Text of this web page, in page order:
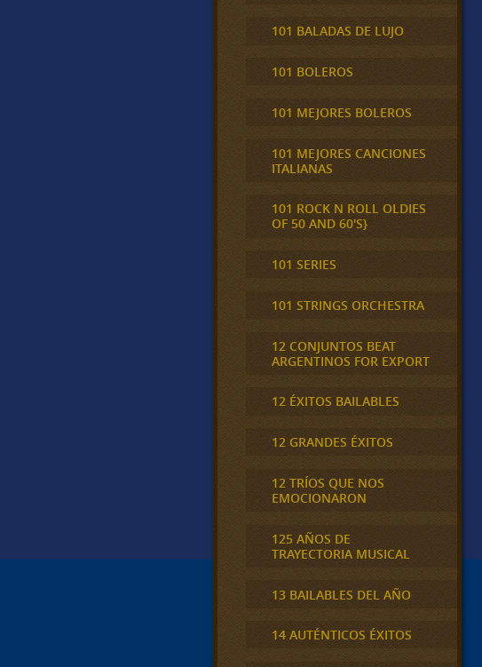
101 BALADAS DE LUJO
101 BOLEROS
101 MEJORES BOLEROS
101 MEJORES CANCIONES
ITALIANAS
101 ROCK N ROLL OLDIES
OF 50 AND 60'S}
101 SERIES
101 STRINGS ORCHESTRA
12 CONJUNTOS BEAT
ARGENTINOS FOR EXPORT
12 ÉXITOS BAILABLES
12 GRANDES ÉXITOS
12 TRÍOS QUE NOS
EMOCIONARON
125 AÑOS DE
TRAYECTORIA MUSICAL
13 BAILABLES DEL AÑO
14 AUTÉNTICOS ÉXITOS